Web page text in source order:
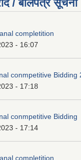
/ बोलपत्र सूचना
completition
- 16:07
conmpetitive Bidding
- 17:18
conmpetitive Bidding
- 17:14
completition